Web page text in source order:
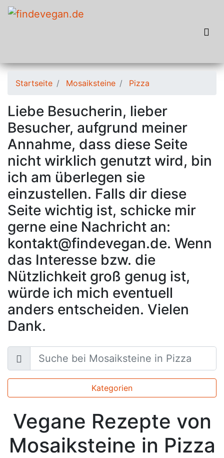
Startseite Mosaiksteine Pizza
Liebe Besucherin, lieber
Besucher, aufgrund meiner
Annahme, dass diese Seite
nicht wirklich genutzt wird, bin
ich am überlegen sie
einzustellen. Falls dir diese
Seite wichtig ist, schicke mir
gerne eine Nachricht an:
kontakt@findevegan.de. Wenn
das Interesse bzw. die
Nützlichkeit groß genug ist,
würde ich mich eventuell
anders entscheiden. Vielen
Dank.
Kategorien
Vegane Rezepte von
Mosaiksteine in Pizza